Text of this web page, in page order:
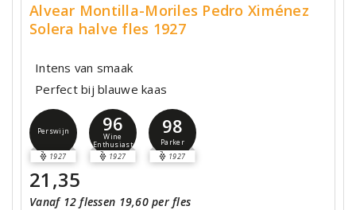
Alvear Montilla-Moriles Pedro Ximénez
Solera halve fles 1927
Intens van smaak
Perfect bij blauwe kaas
Perswijn
1927
96
Wine
Enthusiast
1927
98
Parker
1927
21,35
Vanaf 12 flessen 19,60 per fles